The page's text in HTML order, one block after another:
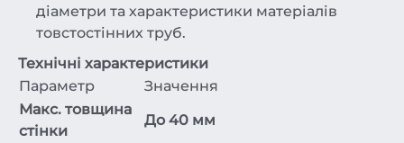
діаметри та характеристики матеріалів
товстостінних труб.
Технічні характеристики
Параметр
Значення
Макс. товщина
стінки
До 40 мм